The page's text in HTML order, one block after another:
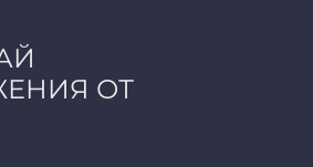
ОТ